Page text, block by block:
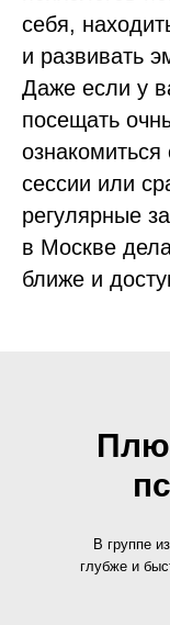
себя,
и развивать
Даже если у
посещать
сессии или
регулярные
в Москве
ближе и
В группе
глубже и